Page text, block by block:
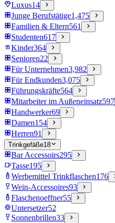
Luxus14
Junge Berufstätige1,475
Familien & Eltern561
Studenten617
Kinder364
Senioren22
Für Unternehmen3,982
Für Endkunden3,075
Führungskräfte564
Mitarbeiter im Außeneinsatz597
Handwerker69
Damen154
Herren91
Trinkgefäße18
Bar Accessoirs295
Tasse195
Werbemittel Trinkflaschen176
Wein-Accessoires93
Flaschenoeffner55
Untersetzer52
Sonnenbrillen33